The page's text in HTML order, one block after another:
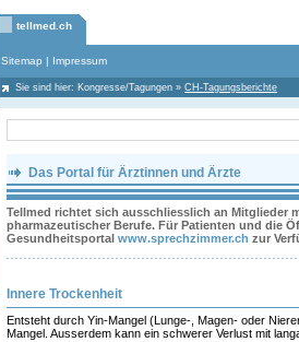
tellmed.ch
Sitemap | Impressum
Sie sind hier: Kongresse/Tagungen » CH-Tagungsberichte
Das Portal für Ärztinnen und Ärzte
Tellmed richtet sich ausschliesslich an Mitglieder
pharmazeutischer Berufe. Für Patienten und die
Gesundheitsportal www.sprechzimmer.ch zur
Innere Trockenheit
Entsteht durch Yin-Mangel (Lunge-, Magen- oder
Mangel. Ausserdem kann ein schwerer Verlust mit